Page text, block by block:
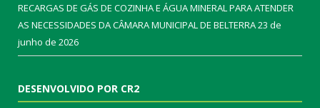
RECARGAS DE GÁS DE COZINHA E ÁGUA MINERAL PARA ATENDER
AS NECESSIDADES DA CÂMARA MUNICIPAL DE BELTERRA23 de
junho de 2026
DESENVOLVIDO POR CR2